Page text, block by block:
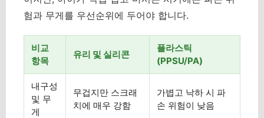
험과 무게를 우선순위에 두어야 합니다.
비교
항목
유리 및 실리콘
플라스틱
(PPSU/PA)
내구성
및 무
게
무겁지만 스크래
치에 매우 강함
가볍고 낙하 시 파
손 위험이 낮음